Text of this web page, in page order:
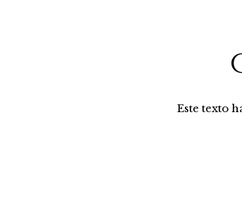
Este texto